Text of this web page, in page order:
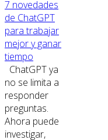
7 novedades
de ChatGPT
para trabajar
mejor y ganar
tiempo
ChatGPT ya
no se limita a
responder
preguntas.
Ahora puede
investigar,